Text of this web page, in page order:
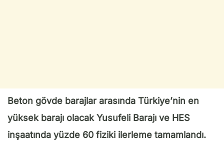
Beton gövde barajlar arasında Türkiye’nin en
yüksek barajı olacak Yusufeli Barajı ve HES
inşaatında yüzde 60 fiziki ilerleme tamamlandı.